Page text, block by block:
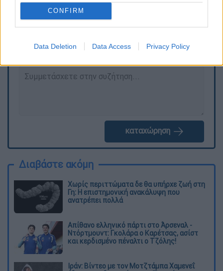
CONFIRM
Data Deletion Data Access Privacy Policy
Τα σχολιά σας δημοσιεύονται άμεσα με δική σας ευθύνη. Το
ΕΘΝΟΣ θα παρεμβαίνει και τα προσβλητικά σχόλια θα
διαγράφονται
καταχώρηση
Διαβάστε ακόμη
Χωρίς περιττώματα δε θα υπήρχε ζωή στη
Γη: Η επιστημονική ανακάλυψη που
ανατρέπει πολλά
Απίθανο ελληνικό πάρτι στο Άρσεναλ -
Ντόρτμουντ: Γκολάρα ο Καρέτσας, ασίστ
και κερδισμένο πέναλτι ο Τζόλης!
Ιράν: Βίντεο με τον Μοτζτάμπα Χαμενεΐ